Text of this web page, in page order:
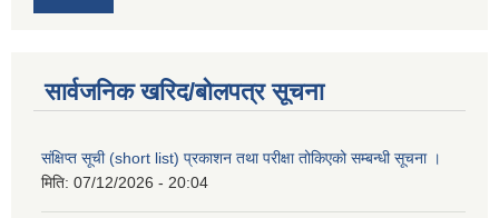
सार्वजनिक खरिद/बोलपत्र सूचना
संक्षिप्त सूची (short list) प्रकाशन तथा परीक्षा तोकिएको सम्बन्धी सूचना ।
मिति: 07/12/2026 - 20:04